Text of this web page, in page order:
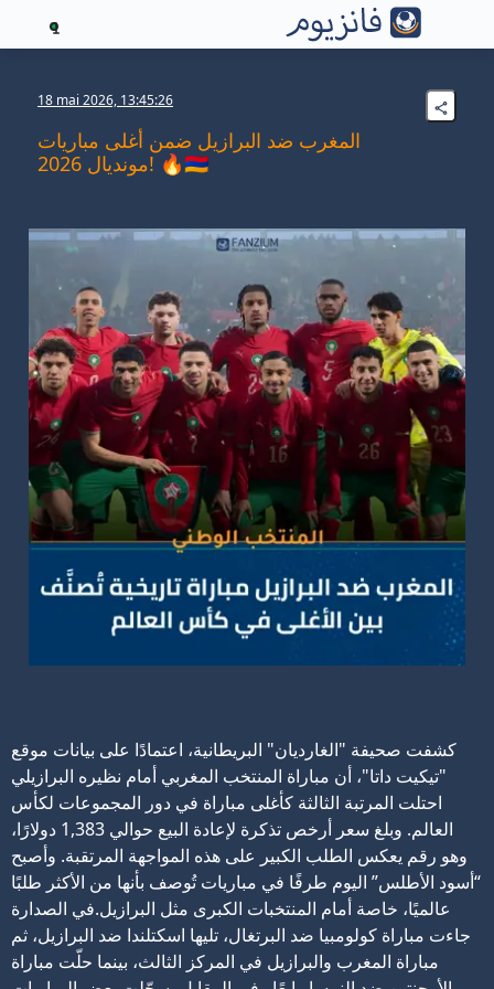
1
18 mai 2026, 13:45:26
المغرب ضد البرازيل ضمن أغلى مباريات
مونديال 2026! 🔥🇲🇦
كشفت صحيفة "الغارديان" البريطانية، اعتمادًا على بيانات موقع
"تيكيت داتا"، أن مباراة المنتخب المغربي أمام نظيره البرازيلي
احتلت المرتبة الثالثة كأغلى مباراة في دور المجموعات لكأس
العالم.
وبلغ سعر أرخص تذكرة لإعادة البيع حوالي 1,383 دولارًا،
وهو رقم يعكس الطلب الكبير على هذه المواجهة المرتقبة. وأصبح
“أسود الأطلس” اليوم طرفًا في مباريات تُوصف بأنها من الأكثر طلبًا
عالميًا، خاصة أمام المنتخبات الكبرى مثل البرازيل.في الصدارة
جاءت مباراة كولومبيا ضد البرتغال، تليها اسكتلندا ضد البرازيل، ثم
مباراة المغرب والبرازيل في المركز الثالث، بينما حلّت مباراة